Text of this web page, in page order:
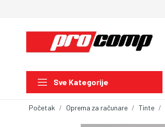
Sve Kategorije
Početak Oprema za računare Tinte